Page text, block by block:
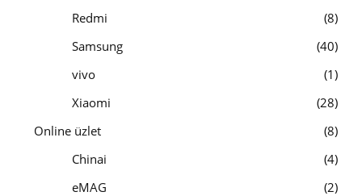
Redmi
8
Samsung
40
vivo
1
Xiaomi
28
Online üzlet
8
Chinai
4
eMAG
2